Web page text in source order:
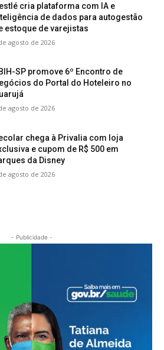
cria plataforma com IA e
de dados para autogestão
estoque de varejistas
agosto de 2026
SP promove 6º Encontro de
do Portal do Hoteleiro no
agosto de 2026
chega à Privalia com loja
e cupom de R$ 500 em
da Disney
agosto de 2026
- Publicidade -